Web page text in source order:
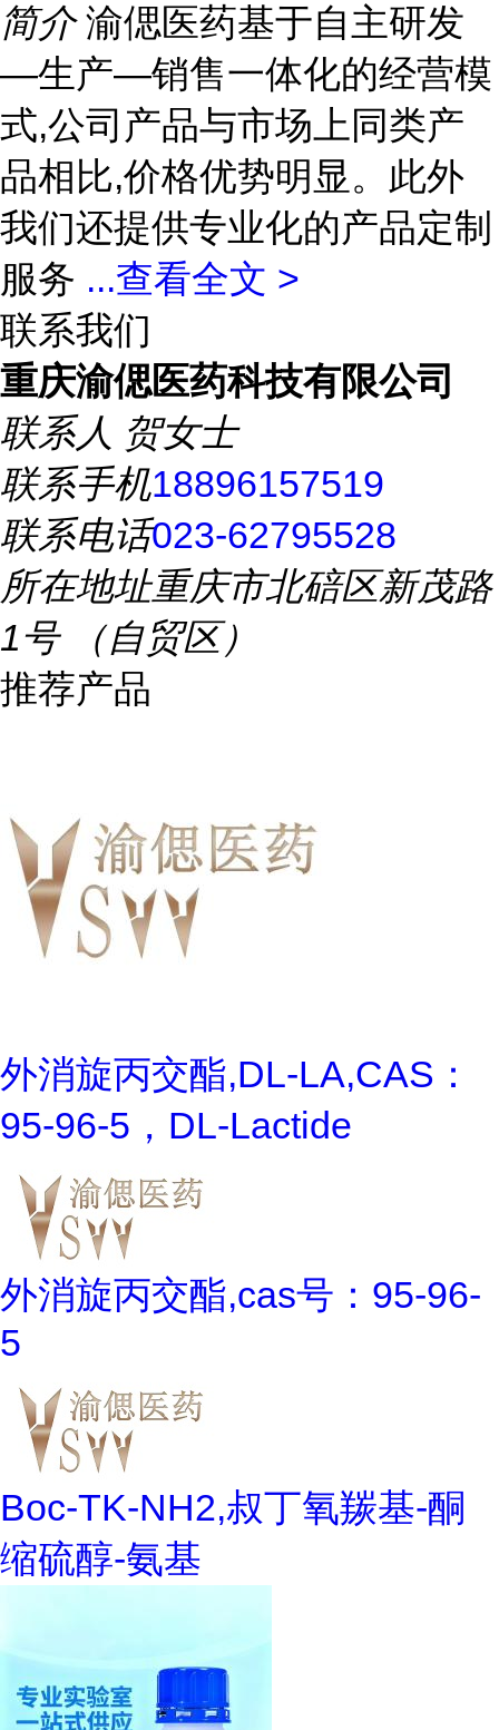
简介 渝偲医药基于自主研发
—生产—销售一体化的经营模
式,公司产品与市场上同类产
品相比,价格优势明显。此外
我们还提供专业化的产品定制
服务 ...查看全文 >
联系我们
重庆渝偲医药科技有限公司
联系人 贺女士
联系手机18896157519
联系电话023-62795528
所在地址重庆市北碚区新茂路
1号 （自贸区）
推荐产品
外消旋丙交酯,DL-LA,CAS：
95-96-5，DL-Lactide
外消旋丙交酯,cas号：95-96-
5
Boc-TK-NH2,叔丁氧羰基-酮
缩硫醇-氨基